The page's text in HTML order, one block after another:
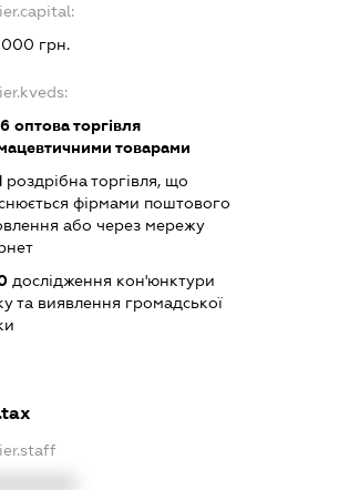
грн.
оптова торгівля
товарами
роздрібна торгівля, що
фірмами поштового
або через мережу
дослідження кон'юнктури
та виявлення громадської